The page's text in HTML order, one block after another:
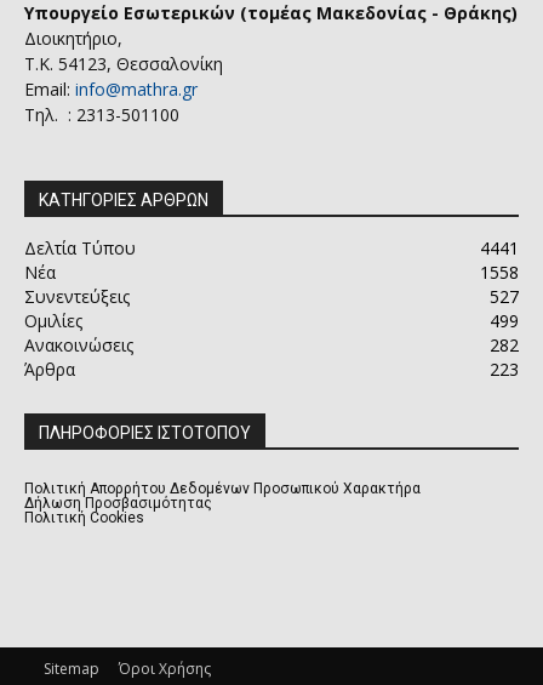
Υπουργείο Εσωτερικών (τομέας Μακεδονίας - Θράκης)
Διοικητήριο,
Τ.Κ. 54123, Θεσσαλονίκη
Email: info@mathra.gr
Τηλ. : 2313-501100
ΚΑΤΗΓΟΡΙΕΣ ΑΡΘΡΩΝ
Δελτία Τύπου
4441
Νέα
1558
Συνεντεύξεις
527
Ομιλίες
499
Ανακοινώσεις
282
Άρθρα
223
ΠΛΗΡΟΦΟΡΙΕΣ ΙΣΤΟΤΟΠΟΥ
Πολιτική Απορρήτου Δεδομένων Προσωπικού Χαρακτήρα
Δήλωση Προσβασιμότητας
Πολιτική Cookies
Sitemap Όροι Χρήσης